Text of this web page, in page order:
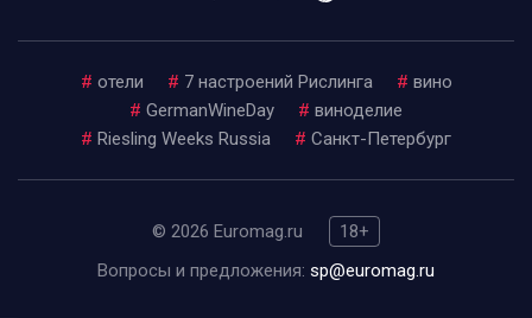
# отели # 7 настроений Рислинга # вино
# GermanWineDay # виноделие
# Riesling Weeks Russia # Санкт-Петербург
© 2026 Euromag.ru
18+
Вопросы и предложения: sp@euromag.ru